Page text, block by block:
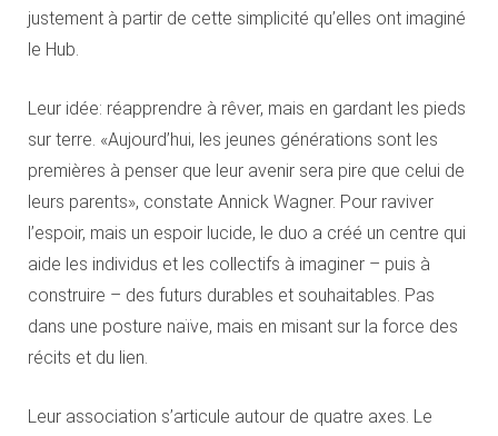
justement à partir de cette simplicité qu’elles ont imaginé
le Hub.
Leur idée: réapprendre à rêver, mais en gardant les pieds
sur terre. «Aujourd’hui, les jeunes générations sont les
premières à penser que leur avenir sera pire que celui de
leurs parents», constate Annick Wagner. Pour raviver
l’espoir, mais un espoir lucide, le duo a créé un centre qui
aide les individus et les collectifs à imaginer – puis à
construire – des futurs durables et souhaitables. Pas
dans une posture naïve, mais en misant sur la force des
récits et du lien.
Leur association s’articule autour de quatre axes. Le